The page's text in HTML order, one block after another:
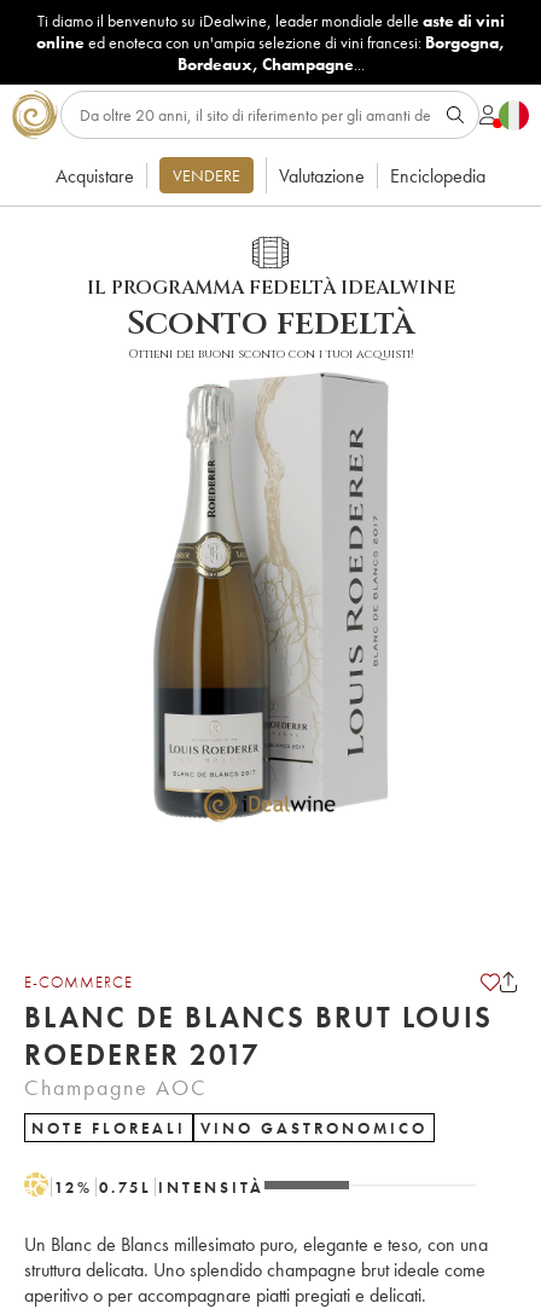
Ti diamo il benvenuto su iDealwine, leader mondiale delle aste di vini
onlineed enoteca con un'ampia selezione di vini francesi: Borgogna,
Bordeaux, Champagne...
Acquistare VENDERE Valutazione Enciclopedia
IL PROGRAMMA FEDELTÀ IDEALWINE
Sconto fedeltà
Ottieni dei buoni sconto con i tuoi acquisti!
E-COMMERCE
BLANC DE BLANCS BRUT LOUIS
ROEDERER 2017
Champagne AOC
NOTE FLOREALI VINO GASTRONOMICO
H 12% 0.75 L INTENSITÀ
Un Blanc de Blancs millesimato puro, elegante e teso, con una
struttura delicata. Uno splendido champagne brut ideale come
aperitivo o per accompagnare piatti pregiati e delicati.